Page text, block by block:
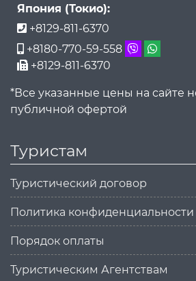
Япония (Токио):
+8129-811-6370
+8180-770-59-558
+8129-811-6370
*Все указанные цены на сайте
публичной офертой
Туристам
Туристический договор
Политика конфиденциальности
Порядок оплаты
Туристическим Агентствам